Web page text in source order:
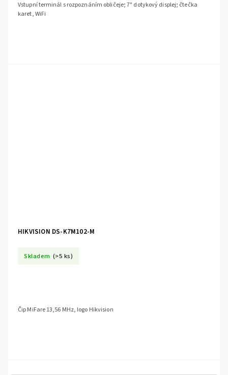
Vstupní terminál s rozpoznáním obličeje; 7" dotykový displej; čtečka
karet, WiFi
HIKVISION DS-K7M102-M
Skladem (>5 ks)
Čip MiFare 13,56 MHz, logo Hikvision